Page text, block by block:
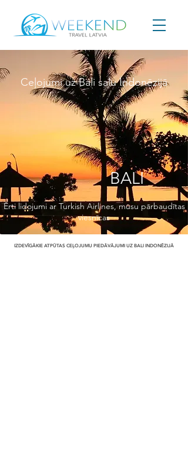
Ceļojumi uz Bali salu Indonēzijā
BALI
Ērti lidojumi ar Turkish Airlines, mūsu pārbaudītas
viesnīcas
IZDEVĪGĀKIE ATPŪTAS CEĻOJUMU PIEDĀVĀJUMI UZ BALI INDONĒZIJĀ